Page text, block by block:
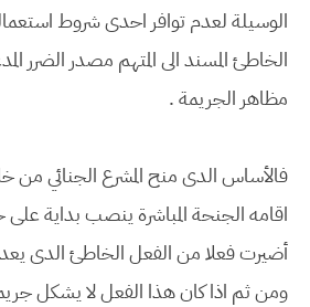
الوسيلة لعدم توافر احدى شروط
الخاطئ المسند الى المتهم مصدر الضرر
مظاهر الجريمة .
فالأساس الدى منح المشرع الجنائي من
اقامه الجنحة المباشرة ينصب بداية
أضيرت فعلا من الفعل الخاطئ الدى
ومن ثم اذا كان هذا الفعل لا يشكل